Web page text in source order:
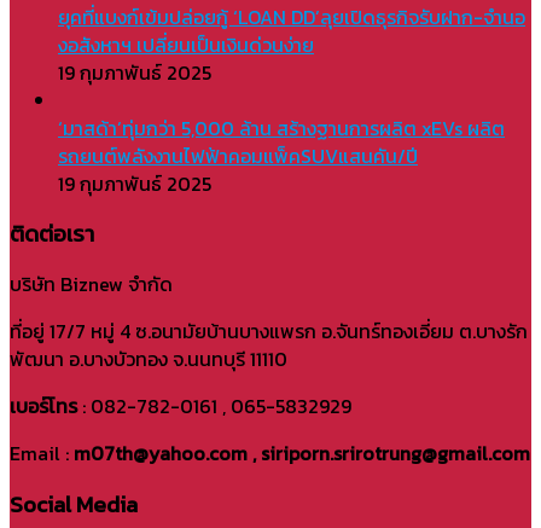
ยุคที่แบงก์เข้มปล่อยกู้ ‘LOAN DD’ลุยเปิดธุรกิจรับฝาก-จำนอ
งอสังหาฯ เปลี่ยนเป็นเงินด่วนง่าย
19 กุมภาพันธ์ 2025
‘มาสด้า’ทุ่มกว่า 5,000 ล้าน สร้างฐานการผลิต xEVs ผลิต
รถยนต์พลังงานไฟฟ้าคอมแพ็คSUVแสนคัน/ปี
19 กุมภาพันธ์ 2025
ติดต่อเรา
บริษัท Biznew จำกัด
ที่อยู่ 17/7 หมู่ 4 ซ.อนามัยบ้านบางแพรก อ.จันทร์ทองเอี่ยม ต.บางรัก
พัฒนา อ.บางบัวทอง จ.นนทบุรี 11110
เบอร์โทร: 082-782-0161 , 065-5832929
Email : m07th@yahoo.com , siriporn.srirotrung@gmail.com
Social Media